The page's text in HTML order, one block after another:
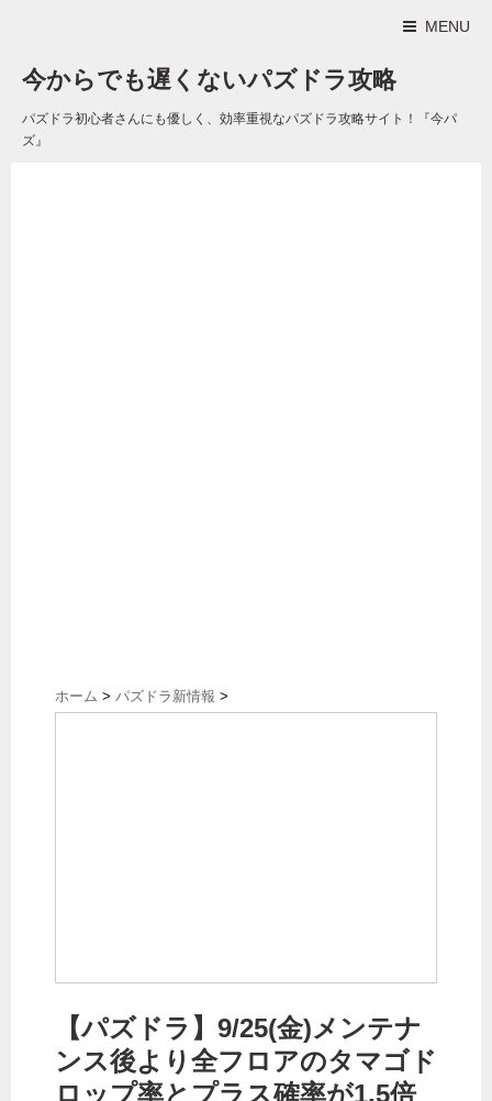
MENU
今からでも遅くないパズドラ攻略
パズドラ初心者さんにも優しく、効率重視なパズドラ攻略サイト！『今パ
ズ』
ホーム > パズドラ新情報 >
【パズドラ】9/25(金)メンテナ
ンス後より全フロアのタマゴド
ロップ率とプラス確率が1.5倍